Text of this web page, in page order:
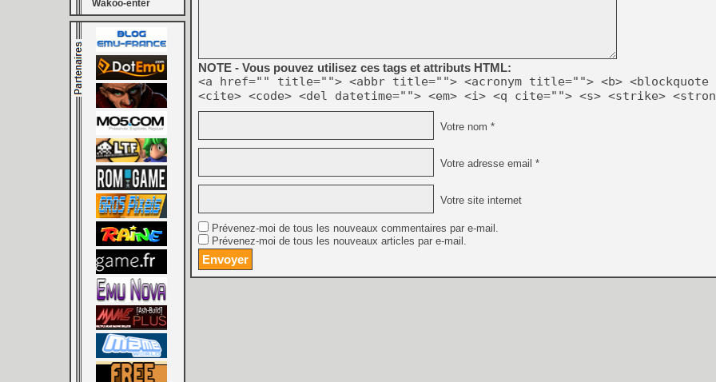
[LS] [PS5] Le WebKit
[GK] Oubliez Crazy Taxi,
[LS] [Switch] NSZ 5.0.0
[GK] No More Room in
[GK] Un chatbot Atelier
[GK] Mémoire cash -
[GK] Nvidia : le prix des
[GK] Suikoden Star Leap
[Mo5] La mini borne
Wakoo-enter
NOTE - Vous pouvez utilisez ces tags et attributs HTML:
<a href="" title=""> <abbr title=""> <acronym title=""> <b> <blockquote
<cite> <code> <del datetime=""> <em> <i> <q cite=""> <s> <strike>
Votre nom *
Votre adresse email *
Votre site internet
Prévenez-moi de tous les nouveaux commentaires par e-mail.
Prévenez-moi de tous les nouveaux articles par e-mail.